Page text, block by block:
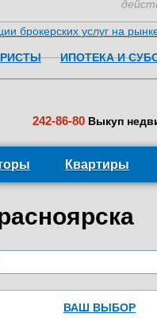
ИПОТЕКА И
242-86-80 Выкуп
Квартиры
ВАШ ВЫБОР